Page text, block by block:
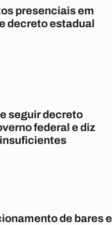
presenciais em
decreto estadual
seguir decreto
federal e diz
de bares e